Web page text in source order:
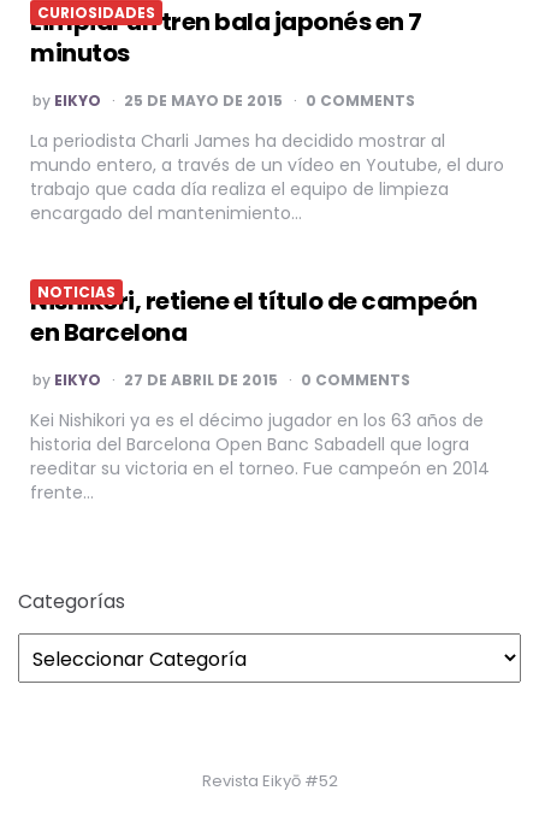
CURIOSIDADES
Limpiar un tren bala japonés en 7
minutos
POSTED
BY
by EIKYO 25 DE MAYO DE 2015 0 COMMENTS
La periodista Charli James ha decidido mostrar al
mundo entero, a través de un vídeo en Youtube, el duro
trabajo que cada día realiza el equipo de limpieza
encargado del mantenimiento…
NOTICIAS
Nishikori, retiene el título de campeón
en Barcelona
POSTED
BY
by EIKYO 27 DE ABRIL DE 2015 0 COMMENTS
Kei Nishikori ya es el décimo jugador en los 63 años de
historia del Barcelona Open Banc Sabadell que logra
reeditar su victoria en el torneo. Fue campeón en 2014
frente…
Categorías
Revista Eikyō #52